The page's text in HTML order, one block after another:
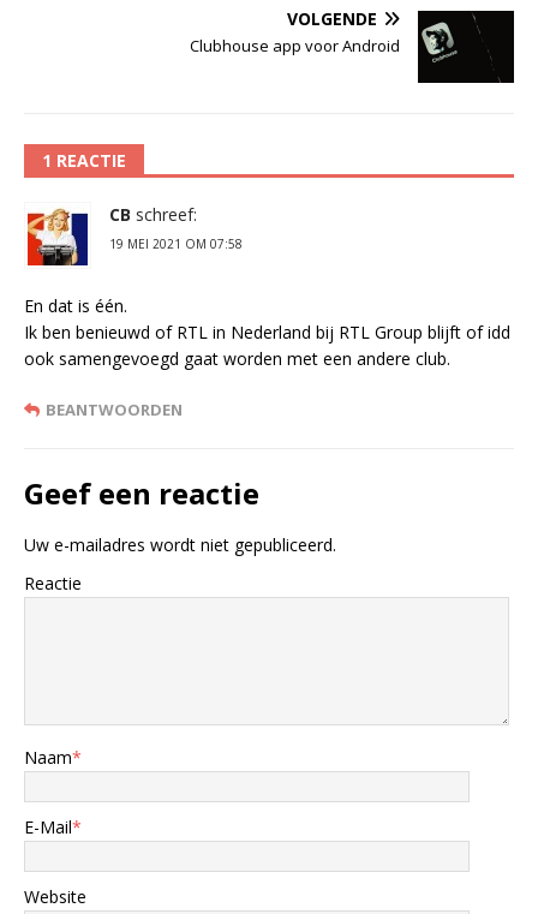
VOLGENDE
Clubhouse app voor Android
1 REACTIE
CB schreef:
19 MEI 2021 OM 07:58
En dat is één.
Ik ben benieuwd of RTL in Nederland bij RTL Group blijft of idd
ook samengevoegd gaat worden met een andere club.
BEANTWOORDEN
Geef een reactie
Uw e-mailadres wordt niet gepubliceerd.
Reactie
Naam*
E-Mail*
Website